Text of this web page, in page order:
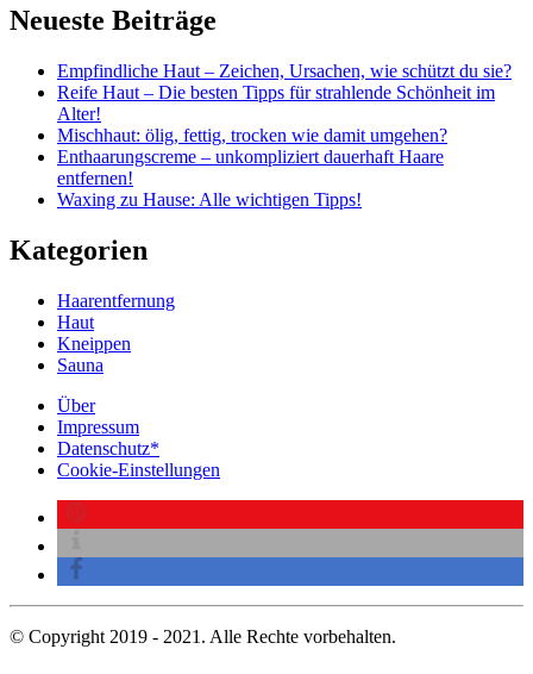
Neueste Beiträge
Empfindliche Haut – Zeichen, Ursachen, wie schützt du sie?
Reife Haut – Die besten Tipps für strahlende Schönheit im
Alter!
Mischhaut: ölig, fettig, trocken wie damit umgehen?
Enthaarungscreme – unkompliziert dauerhaft Haare
entfernen!
Waxing zu Hause: Alle wichtigen Tipps!
Kategorien
Haarentfernung
Haut
Kneippen
Sauna
Über
Impressum
Datenschutz*
Cookie-Einstellungen
© Copyright 2019 - 2021. Alle Rechte vorbehalten.